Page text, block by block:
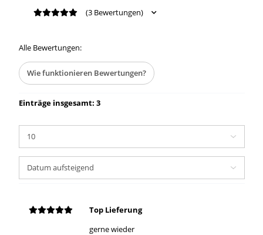
(3 Bewertungen)
Alle Bewertungen:
Wie funktionieren Bewertungen?
Einträge insgesamt: 3
Top Lieferung
gerne wieder